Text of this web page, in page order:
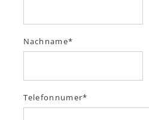
Nachname
Telefonnumer